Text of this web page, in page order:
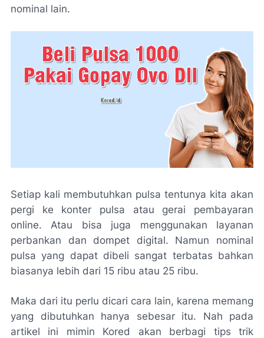
nominal lain.
Setiap kali membutuhkan pulsa tentunya kita akan
pergi ke konter pulsa atau gerai pembayaran
online. Atau bisa juga menggunakan layanan
perbankan dan dompet digital. Namun nominal
pulsa yang dapat dibeli sangat terbatas bahkan
biasanya lebih dari 15 ribu atau 25 ribu.
Maka dari itu perlu dicari cara lain, karena memang
yang dibutuhkan hanya sebesar itu. Nah pada
artikel ini mimin Kored akan berbagi tips trik